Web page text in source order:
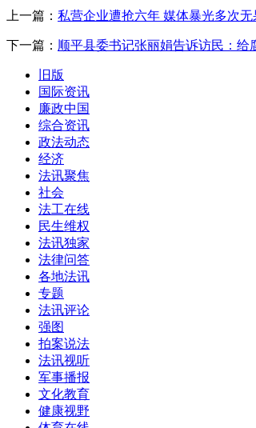
上一篇： 私营企业遭抢六年 媒体暴光多次无
下一篇： 顺平县委书记张丽娟告诉访民：给
旧版
国际资讯
廉政中国
综合资讯
政法动态
经济
法讯聚焦
社会
法工在线
民生维权
法讯独家
法律问答
各地法讯
专题
法讯评论
强图
拍案说法
法讯视听
军事播报
文化教育
健康视野